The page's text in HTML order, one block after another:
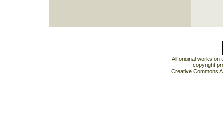
All original works on
copyright
Creative Commons